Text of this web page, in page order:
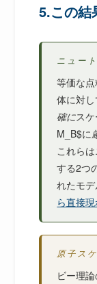
5.この結
ニュー
等価な
体に対し
確にス
M_B$に
これら
する2つ
れたモ
ら直接
原子ス
ビー理